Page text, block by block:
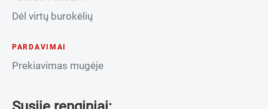
Dėl virtų burokėlių
PARDAVIMAI
Prekiavimas mugėje